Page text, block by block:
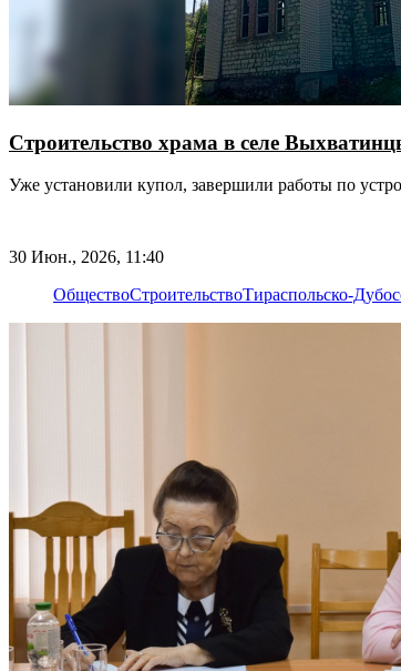
Строительство храма в селе
Уже установили купол, завершили работы по
30 Июн., 2026, 11:40
ОбществоСтроительствоТираспольско-